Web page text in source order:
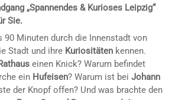
„Spannendes & Kurioses Leipzig“
Sie.
90 Minuten durch die Innenstadt von
Stadt und ihre Kuriositätenkennen.
einen Knick? Warum befindet
ein Hufeisen? Warum ist bei Johann
der Knopf offen? Und was brachte den